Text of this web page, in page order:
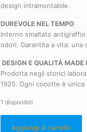
design intramontabile.
DUREVOLE NEL TEMPO
Interno smaltato
odori. Garantita a vita: una
DESIGN E QUALITÀ MADE
Prodotta negli storici
1925. Ogni cocotte è unica
1 disponibili
Aggiungi al carrello